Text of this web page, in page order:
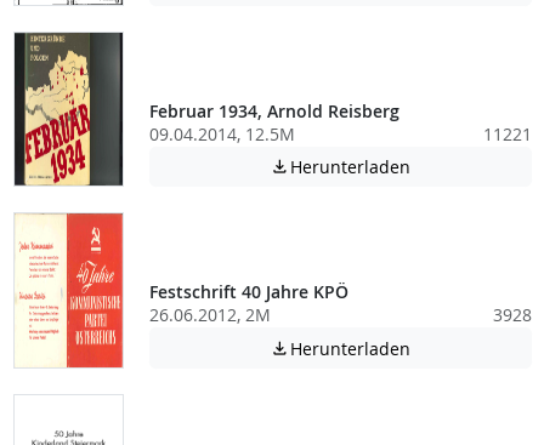
Februar 1934, Arnold Reisberg
09.04.2014, 12.5M
11221
 Herunterladen
Festschrift 40 Jahre KPÖ
26.06.2012, 2M
3928
 Herunterladen